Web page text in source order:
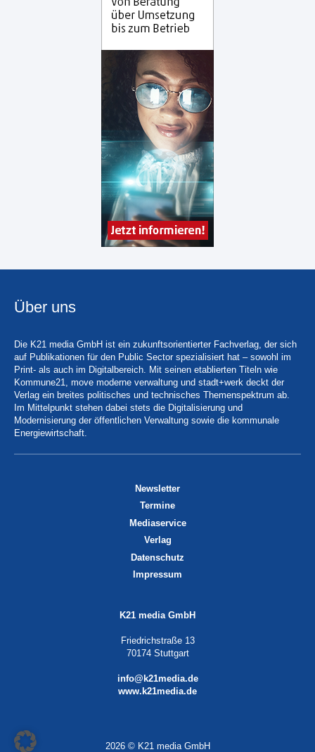
Über uns
Die K21 media GmbH ist ein zukunftsorientierter Fachverlag, der sich
auf Publikationen für den Public Sector spezialisiert hat – sowohl im
Print- als auch im Digitalbereich. Mit seinen etablierten Titeln wie
Kommune21, move moderne verwaltung und stadt+werk deckt der
Verlag ein breites politisches und technisches Themenspektrum ab.
Im Mittelpunkt stehen dabei stets die Digitalisierung und
Modernisierung der öffentlichen Verwaltung sowie die kommunale
Energiewirtschaft.
Newsletter
Termine
Mediaservice
Verlag
Datenschutz
Impressum
K21 media GmbH
Friedrichstraße 13
70174 Stuttgart
info@k21media.de
www.k21media.de
2026 © K21 media GmbH